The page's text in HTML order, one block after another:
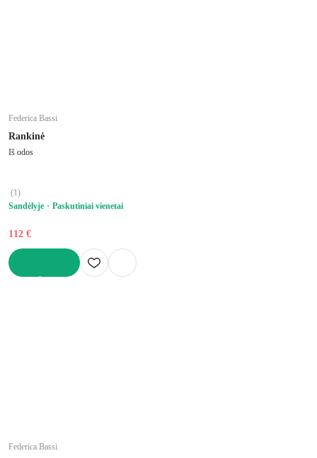
Federica Bassi
Rankinė
Iš odos
(1)
Sandėlyje
Paskutiniai vienetai
112 €
Federica Bassi